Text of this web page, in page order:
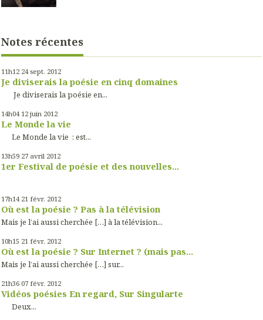
Notes récentes
11h12 24 sept. 2012
Je diviserais la poésie en cinq domaines
Je diviserais la poésie en...
14h04 12 juin 2012
Le Monde la vie
Le Monde la vie : est...
13h59 27 avril 2012
1er Festival de poésie et des nouvelles...
17h14 21 févr. 2012
Où est la poésie ? Pas à la télévision
Mais je l’ai aussi cherchée […] à la télévision...
10h15 21 févr. 2012
Où est la poésie ? Sur Internet ? (mais pas...
Mais je l’ai aussi cherchée […] sur...
21h36 07 févr. 2012
Vidéos poésies En regard, Sur Singularte
Deux...